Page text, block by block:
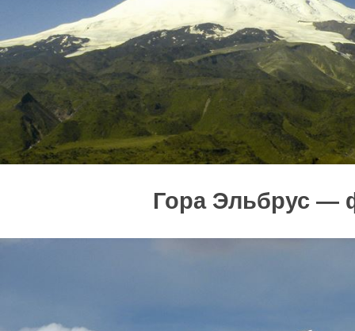
Гора Эльбрус —